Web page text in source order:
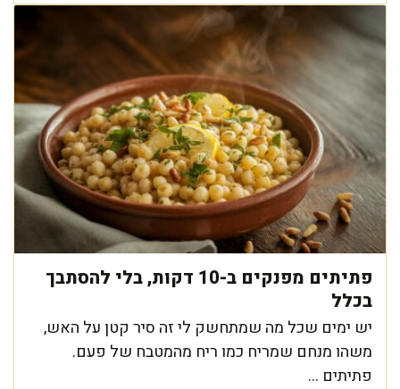
פתיתים מפנקים ב-10 דקות, בלי להסתבך
בכלל
יש ימים שכל מה שמתחשק לי זה סיר קטן על האש,
משהו מנחם שמריח כמו ריח מהמטבח של פעם.
פתיתים ...